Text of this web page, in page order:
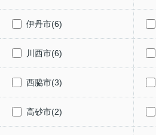
伊丹市(6)
川西市(6)
西脇市(3)
高砂市(2)